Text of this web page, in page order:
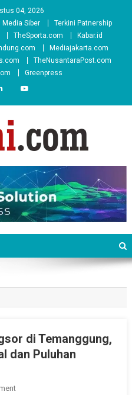
04, 2026
Media Siber
Terkini Patnership
TheSporta.com
Kabar.id
Mediajakarta.com
TheNusantaraPost.com
Greenpress
di Temanggung,
dan Puluhan
On